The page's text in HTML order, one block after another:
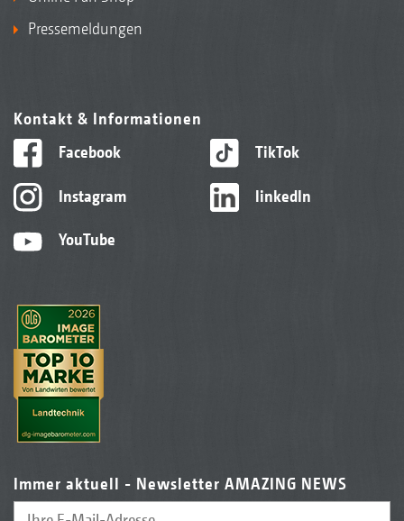
Pressemeldungen
Kontakt & Informationen
Facebook
Instagram
YouTube
TikTok
linkedIn
Immer aktuell - Newsletter AMAZING NEWS